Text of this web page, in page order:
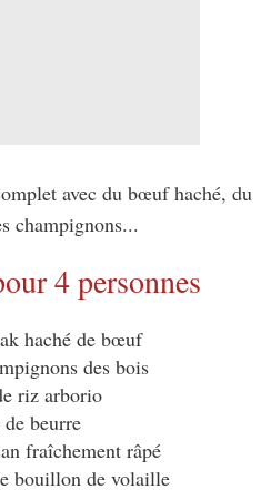
avec du bœuf haché, du
champignons...
4 personnes
haché de bœuf
des bois
riz arborio
beurre
fraîchement râpé
bouillon de volaille